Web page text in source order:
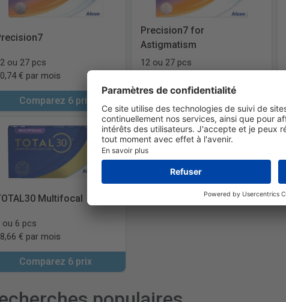
ou 27 pcs
€ par mois
Comparez 6 prix
Precision7 for
Astigmatism
12 ou 27 pcs
Multifocal
ou 6 pcs
€ par mois
Comparez 6 prix